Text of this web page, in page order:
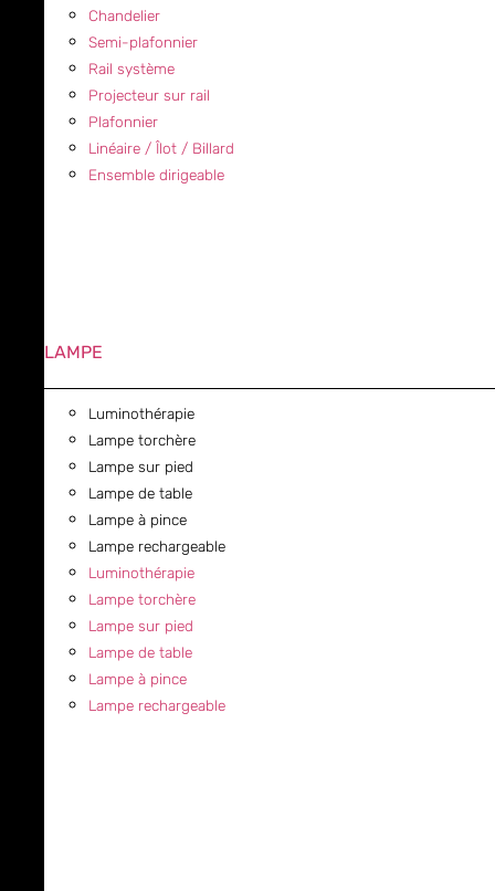
Chandelier
Semi-plafonnier
Rail système
Projecteur sur rail
Plafonnier
Linéaire / Îlot / Billard
Ensemble dirigeable
LAMPE
Luminothérapie
Lampe torchère
Lampe sur pied
Lampe de table
Lampe à pince
Lampe rechargeable
Luminothérapie
Lampe torchère
Lampe sur pied
Lampe de table
Lampe à pince
Lampe rechargeable